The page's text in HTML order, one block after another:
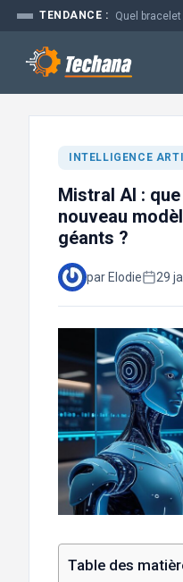
Aller
contenu
TENDANCE :
INTELLIGENCE
Mistral AI :
nouveau
géants ?
par Elodie 29
Table des